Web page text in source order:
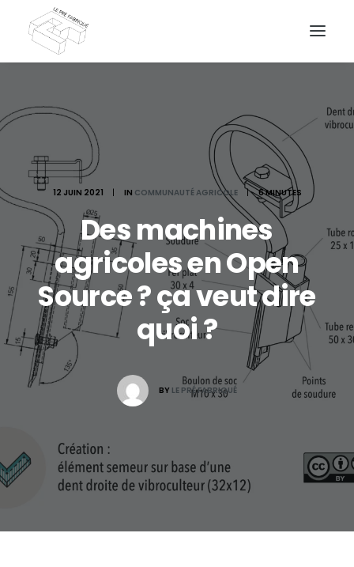
DEMANDEZ UN DEVIS
12 JUIN 2021 | IN COMMUNAUTÉ AGRICOLE | 6 MINUTES
Des machines
agricoles en Open
Source ? ça veut dire
quoi ?
BY LE PRÉ FABRIQUÉ